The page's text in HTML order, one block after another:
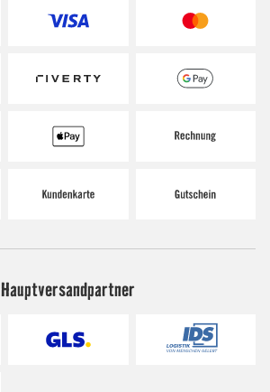
Hauptversandpartner